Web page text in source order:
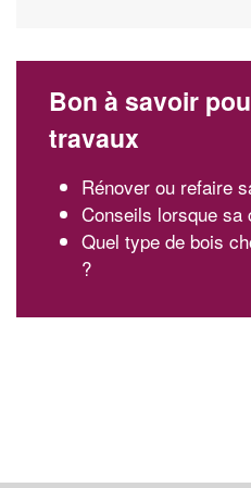
Bon à savoir
travaux
Rénover ou refaire
Conseils lorsque sa
Quel type de bois
?